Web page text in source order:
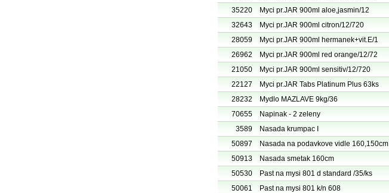
35220 Myci pr.JAR 900ml aloe,jasmin/12
32643 Myci pr.JAR 900ml citron/12/720
28059 Myci pr.JAR 900ml hermanek+vit.E/1
26962 Myci pr.JAR 900ml red orange/12/72
21050 Myci pr.JAR 900ml sensitiv/12/720
22127 Myci pr.JAR Tabs Platinum Plus 63ks
28232 Mydlo MAZLAVE 9kg/36
70655 Napinak - 2 zeleny
3589 Nasada krumpac I
50897 Nasada na podavkove vidle 160,150cm
50913 Nasada smetak 160cm
50530 Past na mysi 801 d standard /35/ks
50061 Past na mysi 801 k/n 608